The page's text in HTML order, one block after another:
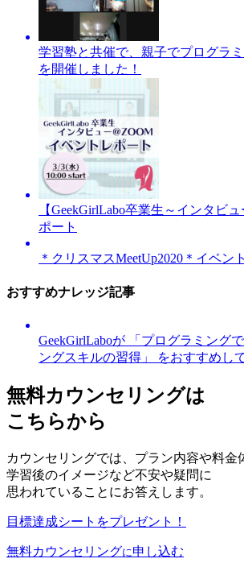
学習塾と共催で、親子でプログラ
を開催しました！
【GeekGirlLabo卒業生～インタビ
ポート
＊クリスマスMeetUp2020＊イベン
おすすめナレッジ記事
GeekGirlLaboが 「プログラミング
ングスキルの習得」 をおすすめし
無料カウンセリングは
こちらから
カウンセリングでは、プラン内容や料金
学習後のイメージなど不安や疑問に
思われていることにお答えします。
目標達成シートをプレゼント！
無料カウンセリングに申し込む